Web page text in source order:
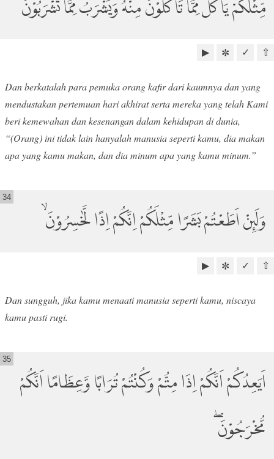
مِّثْلُكُمْۙ يَأْكُلُ مِمَّا تَأْكُلُوْنَ مِنْهُ وَيَشْرَبُ مِمَّا تَشْرَبُوْنَ
⇧
✓
✼
▶
Dan berkatalah para pemuka orang kafir dari kaumnya dan yang
mendustakan pertemuan hari akhirat serta mereka yang telah Kami
beri kemewahan dan kesenangan dalam kehidupan di dunia,
“(Orang) ini tidak lain hanyalah manusia seperti kamu, dia makan
apa yang kamu makan, dan dia minum apa yang kamu minum.”
وَلَىِٕنْ اَطَعْتُمْ بَشَرًا مِّثْلَكُمْ اِنَّكُمْ اِذًا لَّخٰسِرُوْنَ ۙ
34
⇧
✓
✼
▶
Dan sungguh, jika kamu menaati manusia seperti kamu, niscaya
kamu pasti rugi.
اَيَعِدُكُمْ اَنَّكُمْ اِذَا مِتُّمْ وَكُنْتُمْ تُرَابًا وَّعِظَامًا اَنَّكُمْ
مُّخْرَجُوْنَ ۖ
35